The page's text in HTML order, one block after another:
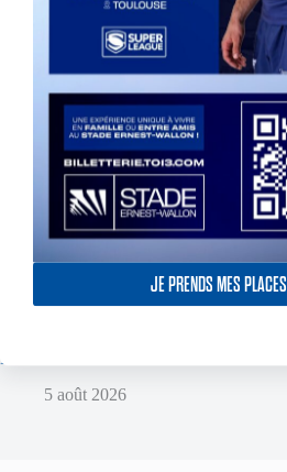
JE PRENDS MES PLACES
First Professional Contracts.
5 août 2026